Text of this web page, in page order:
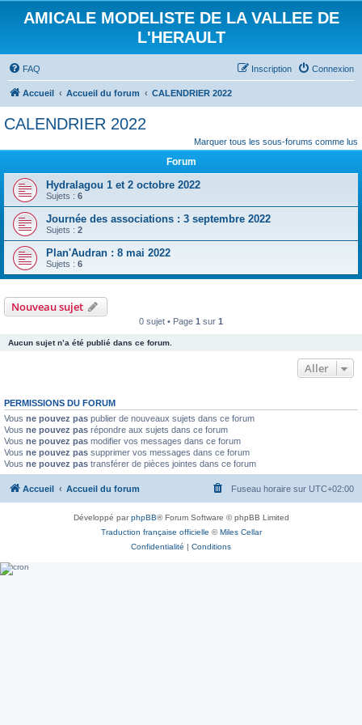
AMICALE MODELISTE DE LA VALLEE DE
L'HERAULT
FAQ Connexion
Inscription
Accueil Accueil du forum CALENDRIER 2022
CALENDRIER 2022
Marquer tous les sous-forums comme lus
Forum
Hydralagou 1 et 2 octobre 2022
Sujets : 6
Journée des associations : 3 septembre 2022
Sujets : 2
Plan'Audran : 8 mai 2022
Sujets : 6
Nouveau sujet
0 sujet • Page 1 sur 1
Aucun sujet n’a été publié dans ce forum.
Aller
PERMISSIONS DU FORUM
Vous ne pouvez pas publier de nouveaux sujets dans ce forum
Vous ne pouvez pas répondre aux sujets dans ce forum
Vous ne pouvez pas modifier vos messages dans ce forum
Vous ne pouvez pas supprimer vos messages dans ce forum
Vous ne pouvez pas transférer de pièces jointes dans ce forum
Accueil Accueil du forum Fuseau horaire sur UTC+02:00
Développé parphpBB® Forum Software © phpBB Limited
Traduction française officielle ©Miles Cellar
Confidentialité | Conditions